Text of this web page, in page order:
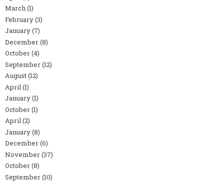
March(1)
February(3)
January(7)
December(8)
October(4)
September(12)
August(12)
April(1)
January(1)
October(1)
April(2)
January(8)
December(6)
November(37)
October(8)
September(10)